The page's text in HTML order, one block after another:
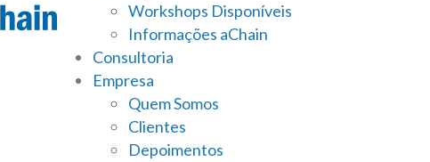
Workshops Disponíveis
Informações aChain
Consultoria
Empresa
Quem Somos
Clientes
Depoimentos